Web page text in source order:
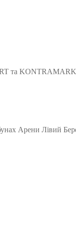
та
Арени Лівий